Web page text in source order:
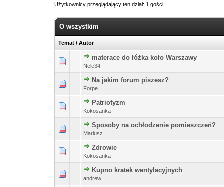
Użytkownicy przeglądający ten dział: 1 gości
O wszystkim
Temat /Autor
materace do łóżka koło Warszawy
Nele34
Na jakim forum piszesz?
Forpe
Patriotyzm
Kokosanka
Sposoby na ochłodzenie pomieszczeń?
Mariusz
Zdrowie
Kokosanka
Kupno kratek wentylacyjnych
andrew